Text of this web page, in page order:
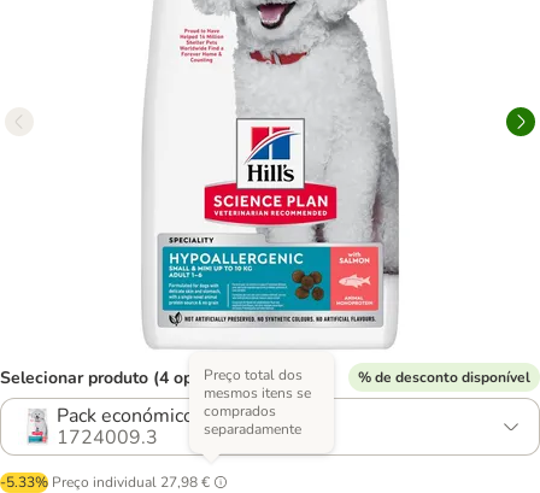
Selecionar produto (4 opções) % de desconto disponível
Pack económico: 2 x 1,5 kg
1724009.3
-5.33% Preço individual 27,98 €
Preço total dos
mesmos itens se
comprados
separadamente